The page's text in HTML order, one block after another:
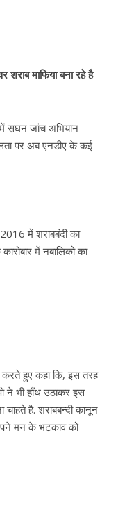
शराब माफिया बना रहे है
में सघन जांच अभियान
पर अब एनडीए के कई
में शराबबंदी का
में नबालिको का
करते हुए कहा कि, इस तरह
ने भी हाँथ उठाकर इस
है. शराबबन्दी कानून
मन के भटकाव को